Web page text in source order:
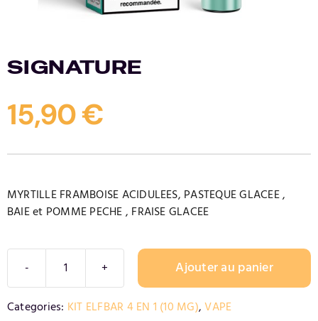
SIGNATURE
15,90€
MYRTILLE FRAMBOISE ACIDULEES, PASTEQUE GLACEE ,
BAIE et POMME PECHE , FRAISE GLACEE
quantité
de
SIGNATURE
Ajouter au panier
Categories: KIT ELFBAR 4 EN 1 (10 MG),VAPE